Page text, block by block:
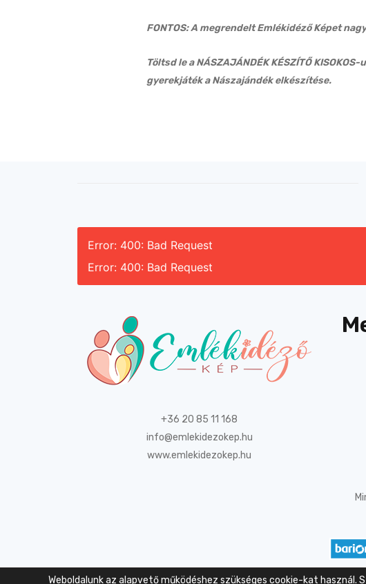
FONTOS: A megrendelt Emlékidéző Képet
Töltsd le a NÁSZAJÁNDÉK KÉSZÍTŐ
gyerekjáték a Nászajándék elkészítése.
Error: 400: Bad Request
Error: 400: Bad Request
+36 20 85 11 168
info@emlekidezokep.hu
www.emlekidezokep.hu
Weboldalunk az alapvető működéshez szükséges cookie-kat